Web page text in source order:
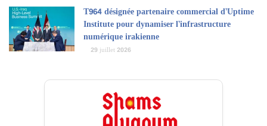
T964 désignée partenaire commercial d’Uptime
Institute pour dynamiser l’infrastructure
numérique irakienne
29 juillet 2026